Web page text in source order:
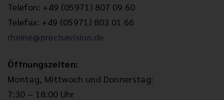
Telefon: +49 (05971) 807 09 60
Telefax: +49 (05971) 803 01 66
rheine@precisevision.de
Öffnungszeiten:
Montag, Mittwoch und Donnerstag:
7:30 – 18:00 Uhr